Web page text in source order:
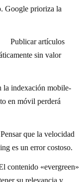
Google prioriza la
Publicar artículos
sin valor
la indexación mobile-
en móvil perderá
Pensar que la velocidad
es un error costoso.
contenido «evergreen»
su relevancia y